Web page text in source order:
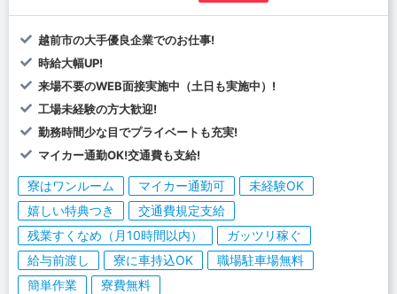
越前市の大手優良企業でのお仕事!
時給大幅UP!
来場不要のWEB面接実施中（土日も実施中）!
工場未経験の方大歓迎!
勤務時間少な目でプライベートも充実!
マイカー通勤OK!交通費も支給!
寮はワンルーム マイカー通勤可
未経験OK
嬉しい特典つき
交通費規定支給
残業すくなめ（月10時間以内）
ガッツリ稼ぐ
給与前渡し
寮に車持込OK
職場駐車場無料
簡単作業
寮費無料